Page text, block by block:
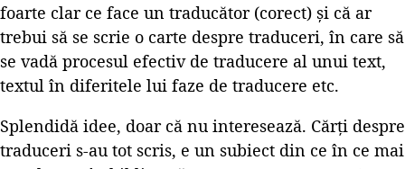
foarte clar ce face un traducător (corect) și că ar
trebui să se scrie o carte despre traduceri, în care să
se vadă procesul efectiv de traducere al unui text,
textul în diferitele lui faze de traducere etc.
Splendidă idee, doar că nu interesează. Cărți despre
traduceri s-au tot scris, e un subiect din ce în ce mai